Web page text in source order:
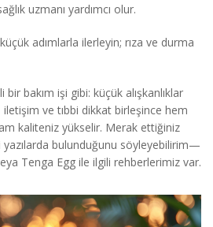
uzmanı yardımcı olur.
adımlarla ilerleyin; rıza ve durma
bir bakım işi gibi: küçük alışkanlıklar
ve tıbbi dikkat birleşince hem
kaliteniz yükselir. Merak ettiğiniz
bulunduğunu söyleyebilirim—
Tenga Egg ile ilgili rehberlerimiz var.